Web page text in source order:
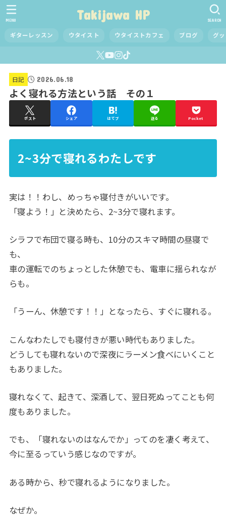
Takijawa HP
ギターレッスン ウタイスト ウタイストカフェ ブログ グ
SEARCH
MENU
日記 2026.06.18
よく寝れる方法という話 その１
ポスト シェア はてブ 送る Pocket
2~3分で寝れるわたしです
実は！！わし、めっちゃ寝付きがいいです。
「寝よう！」と決めたら、2~3分で寝れます。
シラフで布団で寝る時も、10分のスキマ時間の昼寝で
も、
車の運転でのちょっとした休憩でも、電車に揺られなが
らも。
「うーん、休憩です！！」となったら、すぐに寝れる。
こんなわたしでも寝付きが悪い時代もありました。
どうしても寝れないので深夜にラーメン食べにいくこと
もありました。
寝れなくて、起きて、深酒して、翌日死ぬってことも何
度もありました。
でも、「寝れないのはなんでか」ってのを凄く考えて、
今に至るっていう感じなのですが。
ある時から、秒で寝れるようになりました。
なぜか。